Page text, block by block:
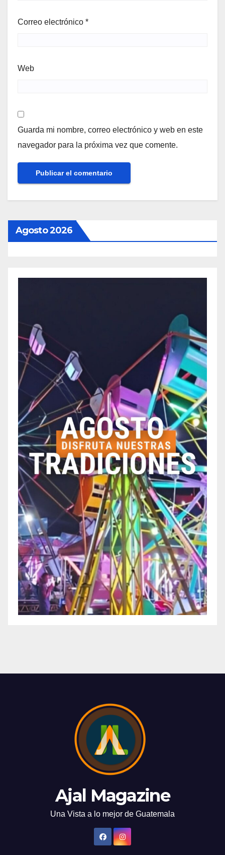
Correo electrónico *
Web
Guarda mi nombre, correo electrónico y web en este
navegador para la próxima vez que comente.
Agosto 2026
Ajal Magazine
Una Vista a lo mejor de Guatemala